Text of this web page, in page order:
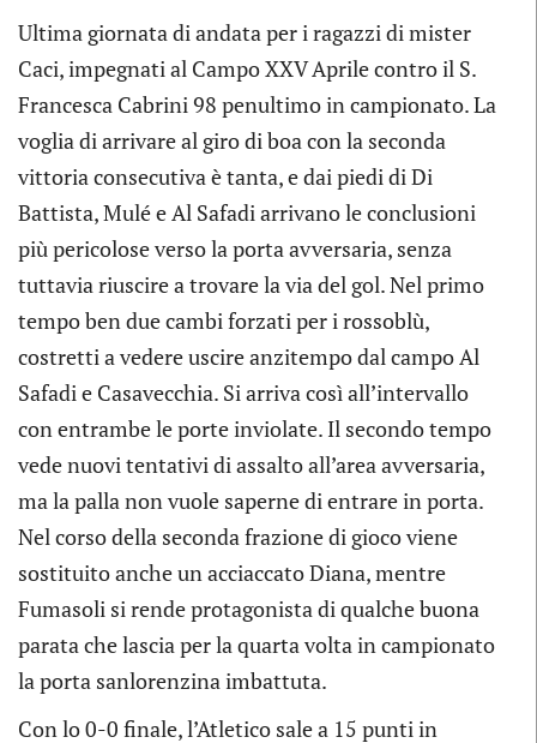
Ultima giornata di andata per i ragazzi di mister
Caci, impegnati al Campo XXV Aprile contro il S.
Francesca Cabrini 98 penultimo in campionato. La
voglia di arrivare al giro di boa con la seconda
vittoria consecutiva è tanta, e dai piedi di Di
Battista, Mulé e Al Safadi arrivano le conclusioni
più pericolose verso la porta avversaria, senza
tuttavia riuscire a trovare la via del gol. Nel primo
tempo ben due cambi forzati per i rossoblù,
costretti a vedere uscire anzitempo dal campo Al
Safadi e Casavecchia. Si arriva così all’intervallo
con entrambe le porte inviolate. Il secondo tempo
vede nuovi tentativi di assalto all’area avversaria,
ma la palla non vuole saperne di entrare in porta.
Nel corso della seconda frazione di gioco viene
sostituito anche un acciaccato Diana, mentre
Fumasoli si rende protagonista di qualche buona
parata che lascia per la quarta volta in campionato
la porta sanlorenzina imbattuta.
Con lo 0-0 finale, l’Atletico sale a 15 punti in